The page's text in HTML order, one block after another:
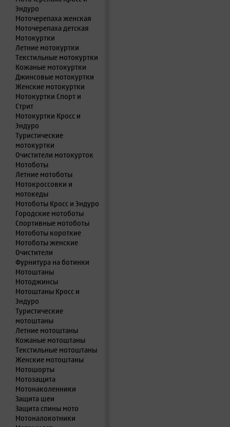
Эндуро
Моточерепаха женская
Моточерепаха детская
Мотокуртки
Летние мотокуртки
Текстильные мотокуртки
Кожаные мотокуртки
Джинсовые мотокуртки
Женские мотокуртки
Мотокуртки Спорт и
Стрит
Мотокуртки Кросс и
Эндуро
Туристические
мотокуртки
Очистители мотокурток
Мотоботы
Летние мотоботы
Мотокроссовки и
мотокеды
Мотоботы Кросс и Эндуро
Городские мотоботы
Спортивные мотоботы
Мотоботы короткие
Мотоботы женские
Очистители
Фурнитура на ботинки
Мотоштаны
Мотоджинсы
Мотоштаны Кросс и
Эндуро
Туристические
мотоштаны
Летние мотоштаны
Кожаные мотоштаны
Текстильные мотоштаны
Женские мотоштаны
Мотошорты
Мотозащита
Мотонаколенники
Защита шеи
Защита спины мото
Мотоналокотники